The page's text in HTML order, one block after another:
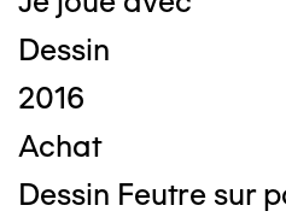
Dessin
2016
Achat
Dessin Feutre sur